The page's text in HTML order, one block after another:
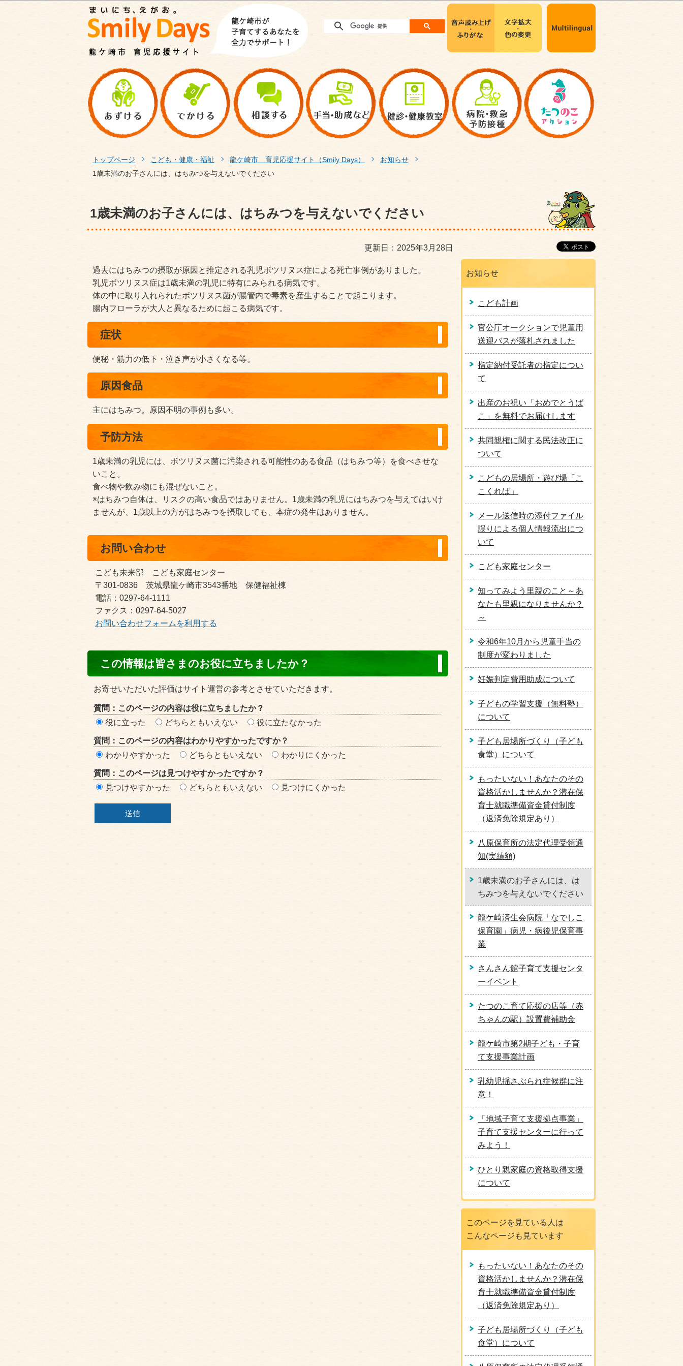
このページの本文へ移動
トップページ こども・健康・福祉 龍ケ崎市 育児応援サイト（Smily Days）
お知らせ
1歳未満のお子さんには、はちみつを与えないでください
1歳未満のお子さんには、はちみつを与えないでください
更新日：2025年3月28日
過去にはちみつの摂取が原因と推定される乳児ボツリヌス症による死亡事例がありました。
乳児ボツリヌス症は1歳未満の乳児に特有にみられる病気です。
体の中に取り入れられたボツリヌス菌が腸管内で毒素を産生することで起こります。
腸内フローラが大人と異なるために起こる病気です。
症状
便秘・筋力の低下・泣き声が小さくなる等。
原因食品
主にはちみつ。原因不明の事例も多い。
予防方法
1歳未満の乳児には、ボツリヌス菌に汚染される可能性のある食品（はちみつ等）を食べさせな
いこと。
食べ物や飲み物にも混ぜないこと。
※はちみつ自体は、リスクの高い食品ではありません。1歳未満の乳児にはちみつを与えてはいけ
ませんが、1歳以上の方がはちみつを摂取しても、本症の発生はありません。
お問い合わせ
こども未来部 こども家庭センター
〒301-0836 茨城県龍ケ崎市3543番地 保健福祉棟
電話：0297-64-1111
ファクス：0297-64-5027
お問い合わせフォームを利用する
ン
テ
ン
ツ
価
リ
ア
この情報は皆さまのお役に立ちましたか？
お寄せいただいた評価はサイト運営の参考とさせていただきます。
質問：このページの内容は役に立ちましたか？
役に立った
どちらともいえない 役に立たなかった
質問：このページの内容はわかりやすかったですか？
わかりやすかった
どちらともいえない わかりにくかった
質問：このページは見つけやすかったですか？
見つけやすかった
どちらともいえない 見つけにくかった
お知らせ
こども計画
官公庁オークションで児童用
送迎バスが落札されました
指定納付受託者の指定につい
て
出産のお祝い「おめでとうば
こ」を無料でお届けします
共同親権に関する民法改正に
ついて
こどもの居場所・遊び場「こ
こくれば」
メール送信時の添付ファイル
誤りによる個人情報流出につ
いて
こども家庭センター
知ってみよう里親のこと～あ
なたも里親になりませんか？
～
令和6年10月から児童手当の
制度が変わりました
妊娠判定費用助成について
子どもの学習支援（無料塾）
について
子ども居場所づくり（子ども
食堂）について
もったいない！あなたのその
資格活かしませんか？潜在保
育士就職準備資金貸付制度
（返済免除規定あり）
八原保育所の法定代理受領通
知(実績額)
1歳未満のお子さんには、は
ちみつを与えないでください
龍ケ崎済生会病院「なでしこ
保育園」病児・病後児保育事
業
さんさん館子育て支援センタ
ーイベント
たつのこ育て応援の店等（赤
ちゃんの駅）設置費補助金
龍ケ崎市第2期子ども・子育
て支援事業計画
乳幼児揺さぶられ症候群に注
意！
「地域子育て支援拠点事業」
子育て支援センターに行って
みよう！
ひとり親家庭の資格取得支援
について
このページを見ている人は
こんなページも見ています
もったいない！あなたのその
資格活かしませんか？潜在保
育士就職準備資金貸付制度
（返済免除規定あり）
子ども居場所づくり（子ども
食堂）について